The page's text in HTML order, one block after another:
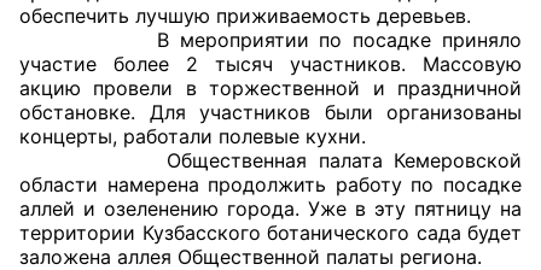
обеспечить лучшую приживаемость деревьев.
В мероприятии по посадке приняло
участие более 2 тысяч участников. Массовую
акцию провели в торжественной и праздничной
обстановке. Для участников были организованы
концерты, работали полевые кухни.
Общественная палата Кемеровской
области намерена продолжить работу по посадке
аллей и озеленению города. Уже в эту пятницу на
территории Кузбасского ботанического сада будет
заложена аллея Общественной палаты региона.